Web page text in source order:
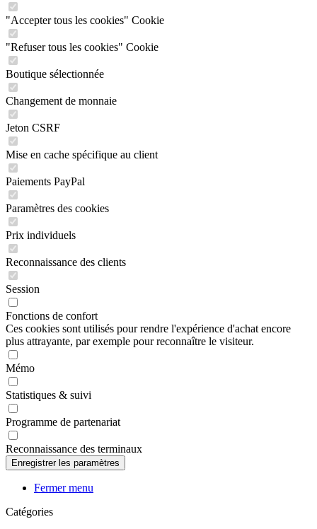
"Accepter tous les cookies" Cookie
"Refuser tous les cookies" Cookie
Boutique sélectionnée
Changement de monnaie
Jeton CSRF
Mise en cache spécifique au client
Paiements PayPal
Paramètres des cookies
Prix individuels
Reconnaissance des clients
Session
Fonctions de confort
Ces cookies sont utilisés pour rendre l'expérience d'achat encore
plus attrayante, par exemple pour reconnaître le visiteur.
Mémo
Statistiques & suivi
Programme de partenariat
Reconnaissance des terminaux
Fermer menu
Catégories